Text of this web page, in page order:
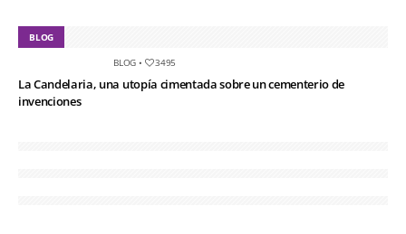
BLOG
BLOG • 3495
La Candelaria, una utopía cimentada sobre un cementerio de
invenciones